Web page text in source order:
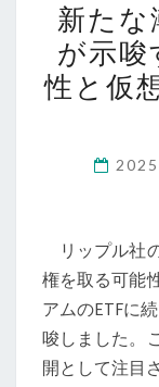
新たな
が示唆
性と仮
リップル社
権を取る可能
アムのETFに
唆しました。
開として注目